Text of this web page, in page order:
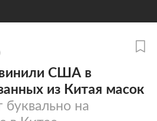
США в
из Китая масок
на